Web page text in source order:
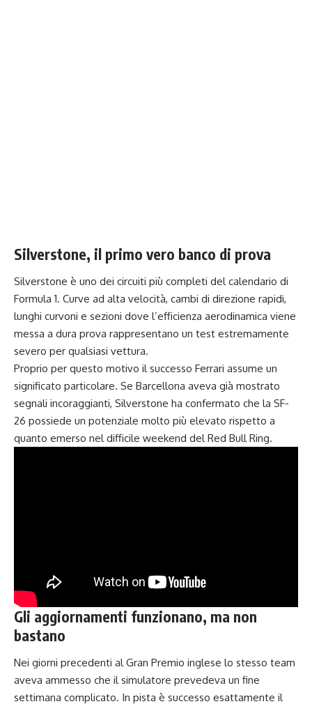
Silverstone, il primo vero banco di prova
Silverstone è uno dei circuiti più completi del calendario di
Formula 1. Curve ad alta velocità, cambi di direzione rapidi,
lunghi curvoni e sezioni dove l’efficienza aerodinamica viene
messa a dura prova rappresentano un test estremamente
severo per qualsiasi vettura.
Proprio per questo motivo il successo Ferrari assume un
significato particolare. Se Barcellona aveva già mostrato
segnali incoraggianti, Silverstone ha confermato che la SF-
26 possiede un potenziale molto più elevato rispetto a
quanto emerso nel difficile weekend del Red Bull Ring.
Gli aggiornamenti funzionano, ma non
bastano
Nei giorni precedenti al Gran Premio inglese lo stesso team
aveva ammesso che il simulatore prevedeva un fine
settimana complicato. In pista è successo esattamente il